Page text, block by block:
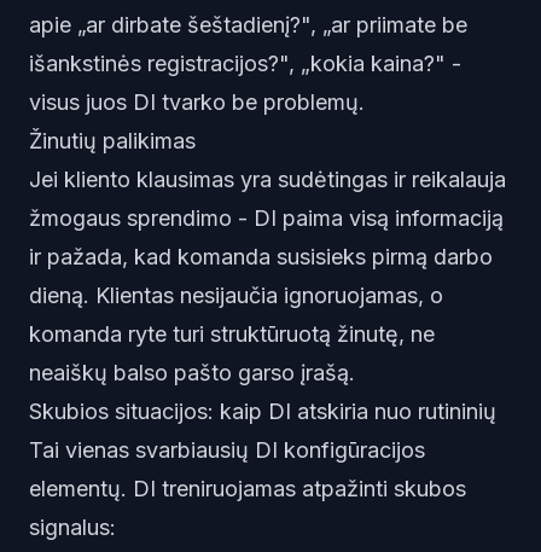
apie „ar dirbate šeštadienį?", „ar priimate be
išankstinės registracijos?", „kokia kaina?" -
visus juos DI tvarko be problemų.
Žinutių palikimas
Jei kliento klausimas yra sudėtingas ir reikalauja
žmogaus sprendimo - DI paima visą informaciją
ir pažada, kad komanda susisieks pirmą darbo
dieną. Klientas nesijaučia ignoruojamas, o
komanda ryte turi struktūruotą žinutę, ne
neaiškų balso pašto garso įrašą.
Skubios situacijos: kaip DI atskiria nuo rutininių
Tai vienas svarbiausių DI konfigūracijos
elementų. DI treniruojamas atpažinti skubos
signalus: